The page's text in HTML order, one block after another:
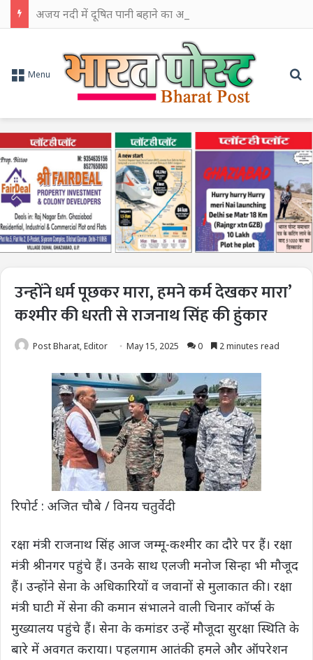
Menu
उन्‍होंने धर्म पूछकर मारा, हमने कर्म देखकर मारा’
कश्‍मीर की धरती से राजनाथ सिंह की हुंकार
Post Bharat, Editor May 15, 2025 0 2 minutes read
रिपोर्ट : अजित चौबे / विनय चतुर्वेदी
रक्षा मंत्री राजनाथ सिंह आज जम्मू-कश्मीर का दौरे पर हैं। रक्षा
मंत्री श्रीनगर पहुंचे हैं। उनके साथ एलजी मनोज सिन्हा भी मौजूद
हैं। उन्होंने सेना के अधिकारियों व जवानों से मुलाकात की। रक्षा
मंत्री घाटी में सेना की कमान संभालने वाली चिनार कॉर्प्स के
मुख्यालय पहुंचे हैं। सेना के कमांडर उन्हें मौजूदा सुरक्षा स्थिति के
बारे में अवगत कराया। पहलगाम आतंकी हमले और ऑपरेशन